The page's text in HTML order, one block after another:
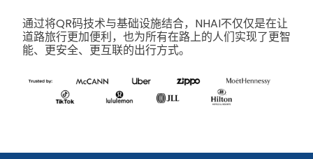
通过将QR码技术与基础设施结合，NHAI不仅仅是在让
道路旅行更加便利，也为所有在路上的人们实现了更智
能、更安全、更互联的出行方式。